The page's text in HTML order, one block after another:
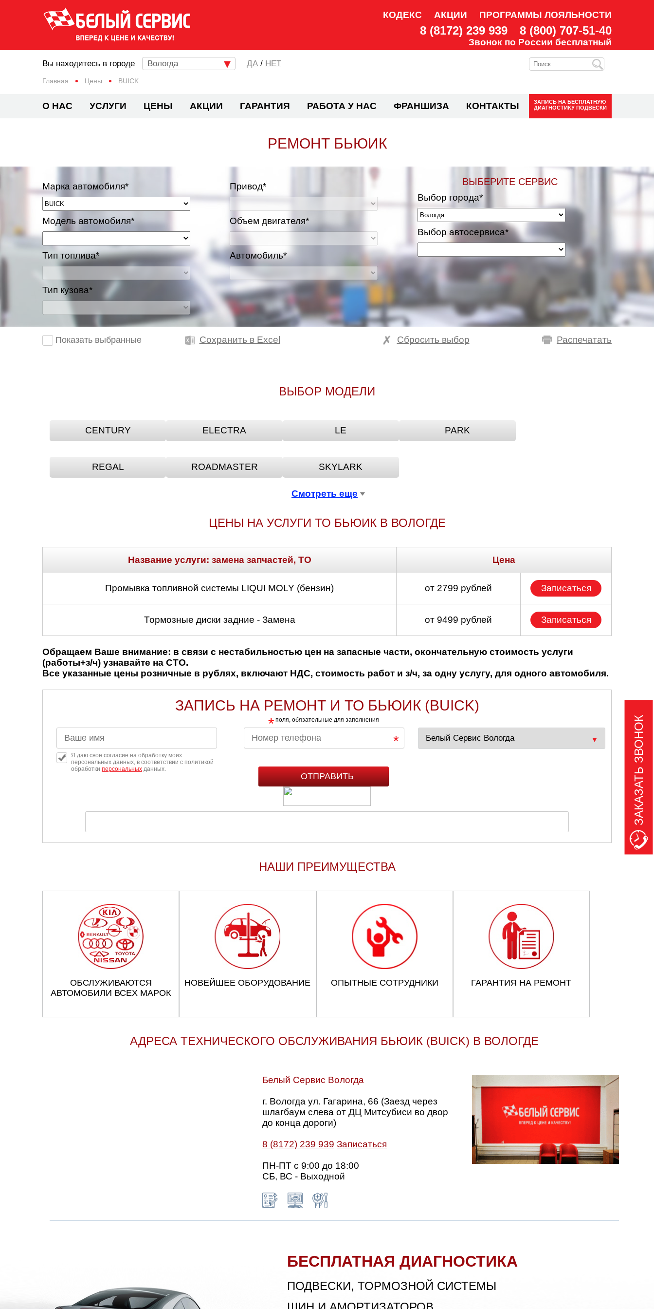
КОДЕКС АКЦИИ ПРОГРАММЫ ЛОЯЛЬНОСТИ
8 (8172) 239 939 8 (800) 707-51-40
Звонок по России бесплатный
Главная Цены BUICK
Вы находитесь в городе Вологда / НЕТ
О НАС УСЛУГИ ЦЕНЫ АКЦИИ ГАРАНТИЯ РАБОТА У НАС ФРАНШИЗА КОНТАКТЫ ЗАПИСЬ НА БЕСПЛАТНУЮ
ДИАГНОСТИКУ ПОДВЕСКИ
РЕМОНТ БЬЮИК
Марка автомобиля*
Модель автомобиля*
Тип топлива*
Тип кузова*
Привод*
Объем двигателя*
Автомобиль*
ВЫБЕРИТЕ СЕРВИС
Выбор города*
Выбор автосервиса*
Показать выбранные Сохранить в Excel Распечатать
Сбросить выбор
ВЫБОР МОДЕЛИ
CENTURY ELECTRA LE PARK
REGAL ROADMASTER SKYLARK
Смотреть еще
ЦЕНЫ НА УСЛУГИ ТО БЬЮИК В ВОЛОГДЕ
Название услуги: замена запчастей, ТО Цена
Промывка топливной системы LIQUI MOLY (бензин) от 2799 рублей Записаться
Тормозные диски задние - Замена от 9499 рублей Записаться
Обращаем Ваше внимание: в связи с нестабильностью цен на запасные части, окончательную стоимость услуги
(работы+з/ч) узнавайте на СТО.
Все указанные цены розничные в рублях, включают НДС, стоимость работ и з/ч, за одну услугу, для одного автомобиля.
ЗАПИСЬ НА РЕМОНТ И ТО БЬЮИК (BUICK)
* поля, обязательные для заполнения
Я даю свое согласие на обработку моих
персональных данных, в соответствии с политикой
обработки персональных данных.
НАШИ ПРЕИМУЩЕСТВА
ОБСЛУЖИВАЮТСЯ
АВТОМОБИЛИ ВСЕХ МАРОК
НОВЕЙШЕЕ ОБОРУДОВАНИЕ ОПЫТНЫЕ СОТРУДНИКИ ГАРАНТИЯ НА РЕМОНТ
АДРЕСА ТЕХНИЧЕСКОГО ОБСЛУЖИВАНИЯ БЬЮИК (BUICK) В ВОЛОГДЕ
Белый Сервис Вологда
г. Вологда ул. Гагарина, 66 (Заезд через
шлагбаум слева от ДЦ Митсубиси во двор
до конца дороги)
8 (8172) 239 939 Записаться
ПН-ПТ с 9:00 до 18:00
СБ, ВС - Выходной
БЕСПЛАТНАЯ ДИАГНОСТИКА
ПОДВЕСКИ, ТОРМОЗНОЙ СИСТЕМЫ
ЗАКАЗАТЬ ЗВОНОК